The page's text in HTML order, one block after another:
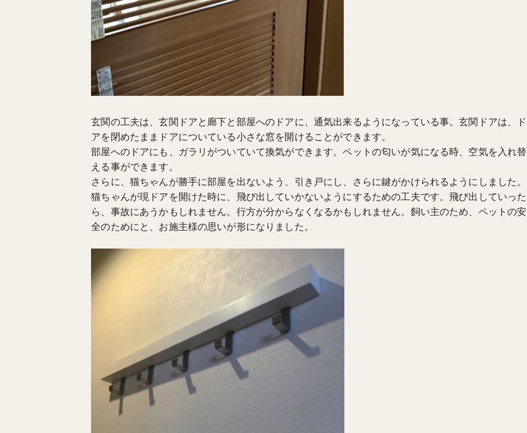
玄関の工夫は、玄関ドアと廊下と部屋へのドアに、通気出来るようになっている事。玄関ドアは、ド
アを閉めたままドアについている小さな窓を開けることができます。
部屋へのドアにも、ガラリがついていて換気ができます。ペットの匂いが気になる時、空気を入れ替
える事ができます。
さらに、猫ちゃんが勝手に部屋を出ないよう、引き戸にし、さらに鍵がかけられるようにしました。
猫ちゃんが現ドアを開けた時に、飛び出していかないようにするための工夫です。飛び出していった
ら、事故にあうかもしれません。行方が分からなくなるかもしれません。飼い主のため、ペットの安
全のためにと、お施主様の思いが形になりました。